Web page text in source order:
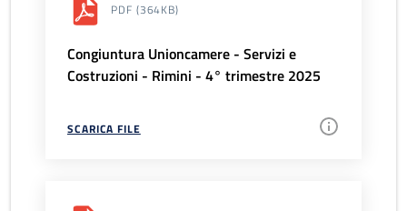
PDF (364KB)
Congiuntura Unioncamere - Servizi e
Costruzioni - Rimini - 4° trimestre 2025
SCARICA FILE